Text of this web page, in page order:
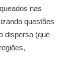
nas
questões
disperso (que